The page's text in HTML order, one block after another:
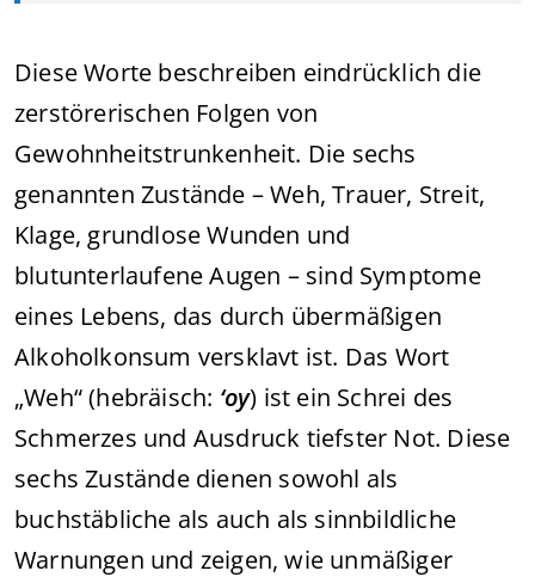
Diese Worte beschreiben eindrücklich die
zerstörerischen Folgen von
Gewohnheitstrunkenheit. Die sechs
genannten Zustände – Weh, Trauer, Streit,
Klage, grundlose Wunden und
blutunterlaufene Augen – sind Symptome
eines Lebens, das durch übermäßigen
Alkoholkonsum versklavt ist. Das Wort
„Weh“ (hebräisch: ‘oy) ist ein Schrei des
Schmerzes und Ausdruck tiefster Not. Diese
sechs Zustände dienen sowohl als
buchstäbliche als auch als sinnbildliche
Warnungen und zeigen, wie unmäßiger